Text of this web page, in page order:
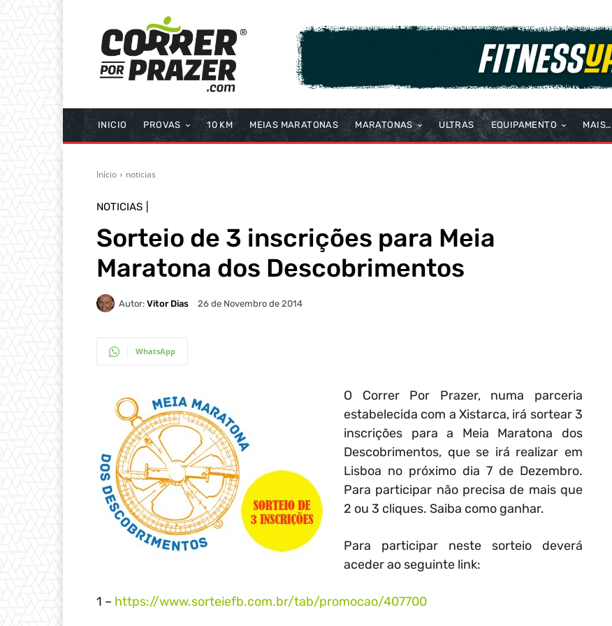
INICIO PROVAS 10 KM MEIAS MARATONAS MARATONAS ULTRAS EQUIPAMENTO MAIS…
Início noticias
NOTICIAS
Sorteio de 3 inscrições para Meia
Maratona dos Descobrimentos
Autor: Vitor Dias 26 de Novembro de 2014
WhatsApp
O Correr Por Prazer, numa parceria
estabelecida com a Xistarca, irá sortear 3
inscrições para a Meia Maratona dos
Descobrimentos, que se irá realizar em
Lisboa no próximo dia 7 de Dezembro.
Para participar não precisa de mais que
2 ou 3 cliques. Saiba como ganhar.
Para participar neste sorteio deverá
aceder ao seguinte link:
1 – https://www.sorteiefb.com.br/tab/promocao/407700